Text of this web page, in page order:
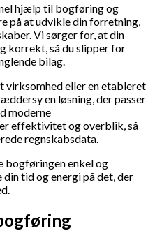
hjælp til bogføring og
på at udvikle din forretning,
Vi sørger for, at din
korrekt, så du slipper for
bilag.
virksomhed eller en etableret
en løsning, der passer
moderne
effektivitet og overblik, så
regnskabsdata.
bogføringen enkel og
tid og energi på det, der